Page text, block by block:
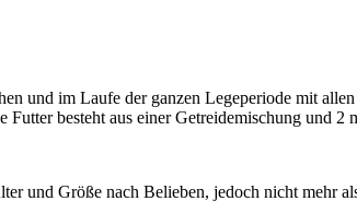
und im Laufe der ganzen Legeperiode mit
besteht aus einer Getreidemischung und
und Größe nach Belieben, jedoch nicht mehr